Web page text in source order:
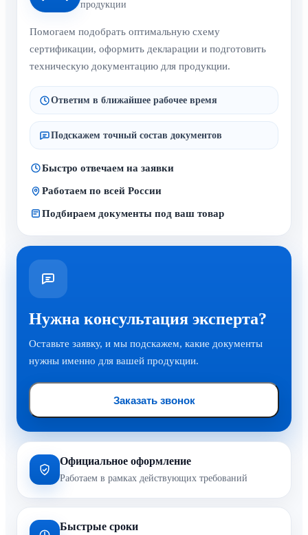
продукции
Помогаем подобрать оптимальную схему
сертификации, оформить декларации и подготовить
техническую документацию для продукции.
Ответим в ближайшее рабочее время
Подскажем точный состав документов
Быстро отвечаем на заявки
Работаем по всей России
Подбираем документы под ваш товар
Нужна консультация эксперта?
Оставьте заявку, и мы подскажем, какие документы
нужны именно для вашей продукции.
Заказать звонок
Официальное оформление
Работаем в рамках действующих требований
Быстрые сроки